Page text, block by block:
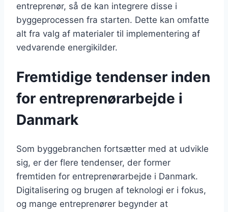
entreprenør, så de kan integrere disse i
byggeprocessen fra starten. Dette kan omfatte
alt fra valg af materialer til implementering af
vedvarende energikilder.
Fremtidige tendenser inden
for entreprenørarbejde i
Danmark
Som byggebranchen fortsætter med at udvikle
sig, er der flere tendenser, der former
fremtiden for entreprenørarbejde i Danmark.
Digitalisering og brugen af teknologi er i fokus,
og mange entreprenører begynder at